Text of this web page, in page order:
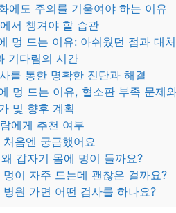
에도 주의를 기울여야 하는 이유
서 챙겨야 할 습관
멍 드는 이유: 아쉬웠던 점과 대
기다림의 시간
를 통한 명확한 진단과 해결
멍 드는 이유, 혈소판 부족 문제
및 향후 계획
에게 추천 여부
처음엔 궁금했어요
왜 갑자기 몸에 멍이 들까요?
멍이 자주 드는데 괜찮은 걸까요?
병원 가면 어떤 검사를 하나요?